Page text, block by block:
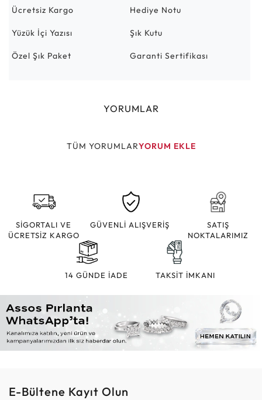
Ücretsiz Kargo Hediye Notu
Yüzük İçi Yazısı Şık Kutu
Özel Şık Paket Garanti Sertifikası
YORUMLAR
TÜM YORUMLARYORUM EKLE
SİGORTALI VE
ÜCRETSİZ KARGO
GÜVENLİ ALIŞVERİŞ
SATIŞ
NOKTALARIMIZ
14 GÜNDE İADE TAKSİT İMKANI
E-Bültene Kayıt Olun